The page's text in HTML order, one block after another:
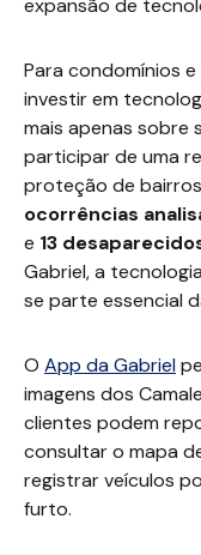
expansão de
Para condomínios
investir em
mais apenas sobre
participar de uma
proteção de
ocorrências
e 13
Gabriel, a
se parte essencial
O App da Gabriel
imagens dos
clientes podem
consultar o mapa
registrar veículos
furto.